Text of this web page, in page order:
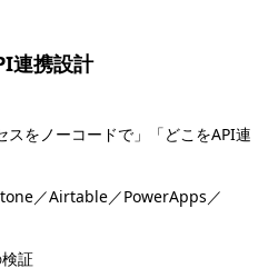
連携設計
をノーコードで」「どこをAPI連
／Airtable／PowerApps／
証